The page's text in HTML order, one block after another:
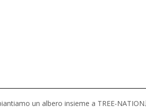
un albero insieme a TREE-NATION.